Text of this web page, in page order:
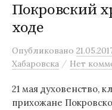
Покровский
ходе
Опубликовано
Хабаровска / Нет
21 мая духовенство,
прихожане